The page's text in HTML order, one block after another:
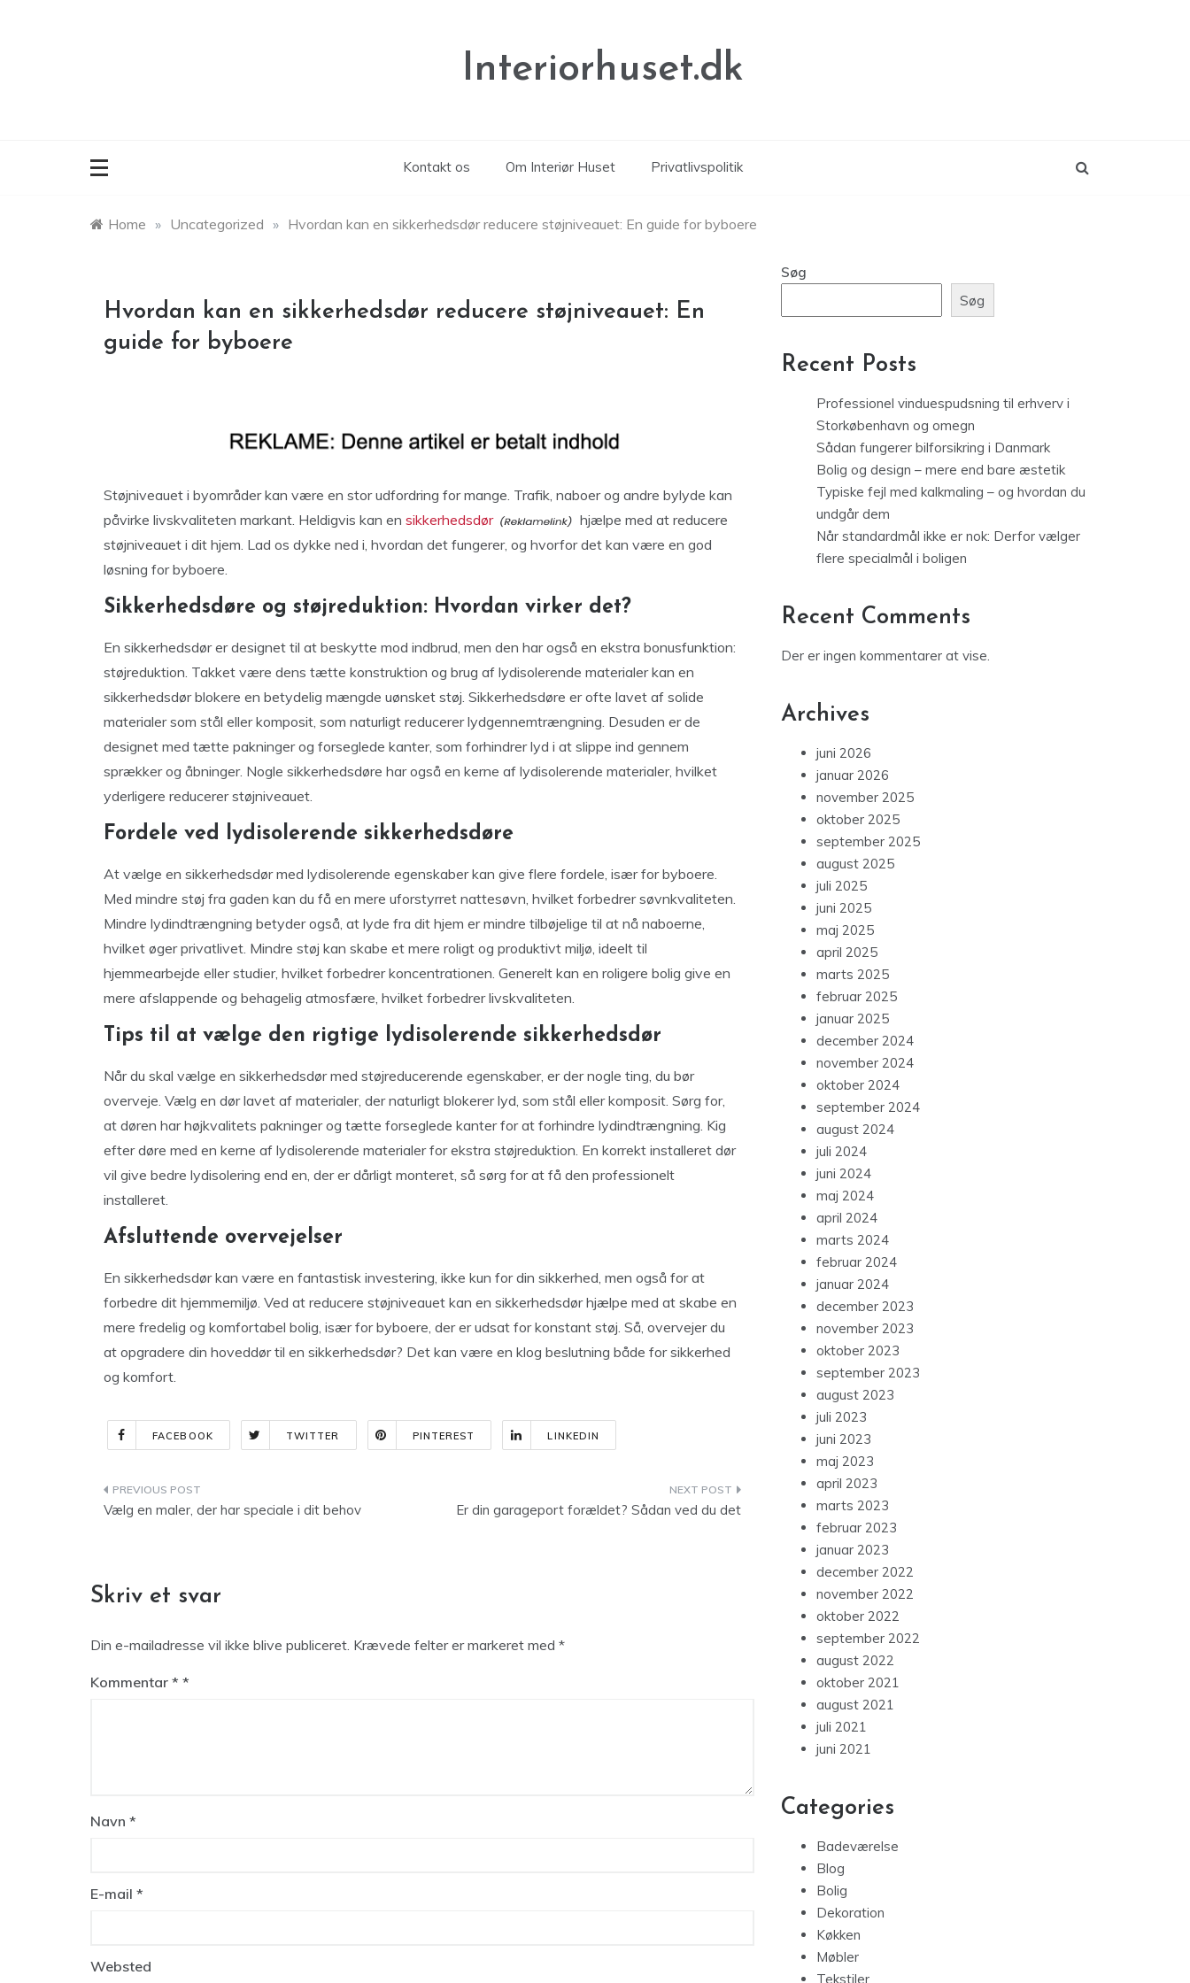
Interiorhuset.dk
Kontakt os Om Interiør Huset Privatlivspolitik
Home » Uncategorized » Hvordan kan en sikkerhedsdør reducere støjniveauet: En guide for byboere
Hvordan kan en sikkerhedsdør reducere støjniveauet: En
guide for byboere
Støjniveauet i byområder kan være en stor udfordring for mange. Trafik, naboer og andre bylyde kan
påvirke livskvaliteten markant. Heldigvis kan en sikkerhedsdør
hjælpe med at reducere
støjniveauet i dit hjem. Lad os dykke ned i, hvordan det fungerer, og hvorfor det kan være en god
løsning for byboere.
Sikkerhedsdøre og støjreduktion: Hvordan virker det?
En sikkerhedsdør er designet til at beskytte mod indbrud, men den har også en ekstra bonusfunktion:
støjreduktion. Takket være dens tætte konstruktion og brug af lydisolerende materialer kan en
sikkerhedsdør blokere en betydelig mængde uønsket støj. Sikkerhedsdøre er ofte lavet af solide
materialer som stål eller komposit, som naturligt reducerer lydgennemtrængning. Desuden er de
designet med tætte pakninger og forseglede kanter, som forhindrer lyd i at slippe ind gennem
sprækker og åbninger. Nogle sikkerhedsdøre har også en kerne af lydisolerende materialer, hvilket
yderligere reducerer støjniveauet.
Fordele ved lydisolerende sikkerhedsdøre
At vælge en sikkerhedsdør med lydisolerende egenskaber kan give flere fordele, især for byboere.
Med mindre støj fra gaden kan du få en mere uforstyrret nattesøvn, hvilket forbedrer søvnkvaliteten.
Mindre lydindtrængning betyder også, at lyde fra dit hjem er mindre tilbøjelige til at nå naboerne,
hvilket øger privatlivet. Mindre støj kan skabe et mere roligt og produktivt miljø, ideelt til
hjemmearbejde eller studier, hvilket forbedrer koncentrationen. Generelt kan en roligere bolig give en
mere afslappende og behagelig atmosfære, hvilket forbedrer livskvaliteten.
Tips til at vælge den rigtige lydisolerende sikkerhedsdør
Når du skal vælge en sikkerhedsdør med støjreducerende egenskaber, er der nogle ting, du bør
overveje. Vælg en dør lavet af materialer, der naturligt blokerer lyd, som stål eller komposit. Sørg for,
at døren har højkvalitets pakninger og tætte forseglede kanter for at forhindre lydindtrængning. Kig
efter døre med en kerne af lydisolerende materialer for ekstra støjreduktion. En korrekt installeret dør
vil give bedre lydisolering end en, der er dårligt monteret, så sørg for at få den professionelt
installeret.
Afsluttende overvejelser
En sikkerhedsdør kan være en fantastisk investering, ikke kun for din sikkerhed, men også for at
forbedre dit hjemmemiljø. Ved at reducere støjniveauet kan en sikkerhedsdør hjælpe med at skabe en
mere fredelig og komfortabel bolig, især for byboere, der er udsat for konstant støj. Så, overvejer du
at opgradere din hoveddør til en sikkerhedsdør? Det kan være en klog beslutning både for sikkerhed
og komfort.
FACEBOOK TWITTER PINTEREST LINKEDIN
Indlægsnavigation
Vælg en maler, der har speciale i dit behov Er din garageport forældet? Sådan ved du det
Skriv et svar
Din e-mailadresse vil ikke blive publiceret. Krævede felter er markeret med *
Kommentar *
Navn *
E-mail *
Websted
Søg
Søg
Recent Posts
Professionel vinduespudsning til erhverv i
Storkøbenhavn og omegn
Sådan fungerer bilforsikring i Danmark
Bolig og design – mere end bare æstetik
Typiske fejl med kalkmaling – og hvordan du
undgår dem
Når standardmål ikke er nok: Derfor vælger
flere specialmål i boligen
Recent Comments
Der er ingen kommentarer at vise.
Archives
juni 2026
januar 2026
november 2025
oktober 2025
september 2025
august 2025
juli 2025
juni 2025
maj 2025
april 2025
marts 2025
februar 2025
januar 2025
december 2024
november 2024
oktober 2024
september 2024
august 2024
juli 2024
juni 2024
maj 2024
april 2024
marts 2024
februar 2024
januar 2024
december 2023
november 2023
oktober 2023
september 2023
august 2023
juli 2023
juni 2023
maj 2023
april 2023
marts 2023
februar 2023
januar 2023
december 2022
november 2022
oktober 2022
september 2022
august 2022
oktober 2021
august 2021
juli 2021
juni 2021
Categories
Badeværelse
Blog
Bolig
Dekoration
Køkken
Møbler
Tekstiler